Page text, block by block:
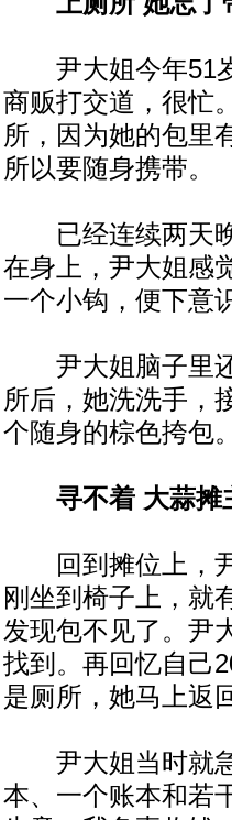
尹大姐今年51岁
商贩打交道，很忙
所，因为她的包里
所以要随身携带。
已经连续两天晚
在身上，尹大姐感
一个小钩，便下意
尹大姐脑子里还
所后，她洗洗手，
个随身的棕色挎包。
寻不着 大蒜摊
回到摊位上，尹
刚坐到椅子上，就
发现包不见了。尹
找到。再回忆自己
是厕所，她马上返
尹大姐当时就急
本、一个账本和若